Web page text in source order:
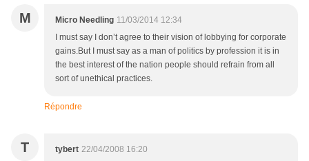
M Micro Needling 11/03/2014 12:34
I must say I don’t agree to their vision of lobbying for corporate
gains.But I must say as a man of politics by profession it is in
the best interest of the nation people should refrain from all
sort of unethical practices.
Répondre
T tybert 22/04/2008 16:20